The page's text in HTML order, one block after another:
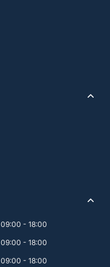
09:00 - 18:00
09:00 - 18:00
09:00 - 18:00